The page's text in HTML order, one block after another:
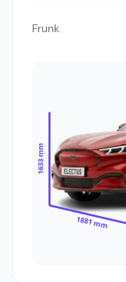
Frunk
1633 mm
1881 mm